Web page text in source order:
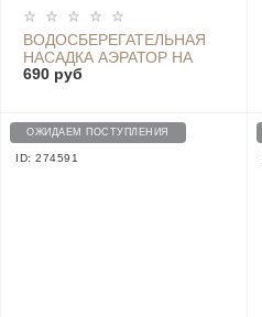
ВОДОСБЕРЕГАТЕЛЬНАЯ
НАСАДКА АЭРАТОР НА
КРАН DIIIB (DXSZ003) 360
690 руб
ОЖИДАЕМ ПОСТУПЛЕНИЯ
ID: 274591